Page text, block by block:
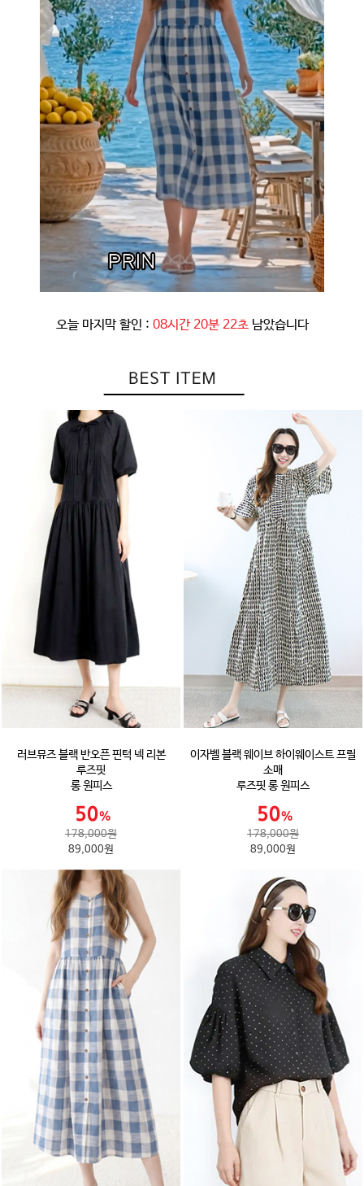
오늘 마지막 할인 : 08시간 20분 19초 남았습니다
러브뮤즈 블랙 반오픈 핀턱 넥 리본
루즈핏
롱 원피스
178,000원
89,000원
이자벨 블랙 웨이브 하이웨이스트 프릴
소매
루즈핏 롱 원피스
178,000원
89,000원